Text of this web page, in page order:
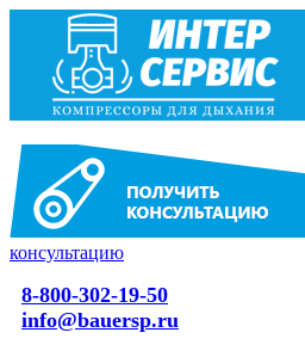
консультацию
8-800-302-19-50
info@bauersp.ru